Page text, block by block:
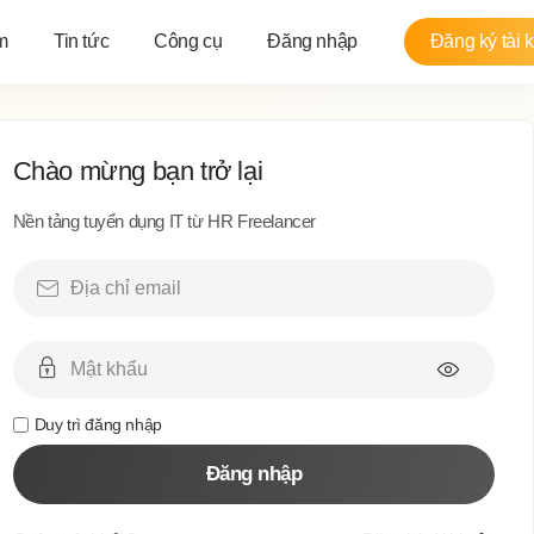
Tin tức Công cụ Đăng nhập Đăng ký tài
Chào mừng bạn trở lại
Nền tảng tuyển dụng IT từ HR Freelancer
Duy trì đăng nhập
Đăng nhập